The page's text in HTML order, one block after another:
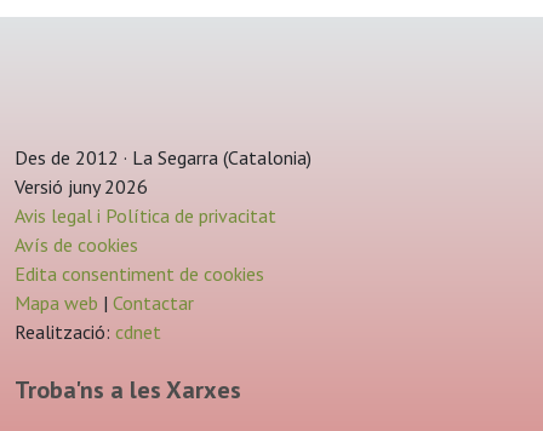
Des de 2012 · La Segarra (Catalonia)
Versió juny 2026
Avis legal i Política de privacitat
Avís de cookies
Edita consentiment de cookies
Mapa web | Contactar
Realització: cdnet
Troba'ns a les Xarxes